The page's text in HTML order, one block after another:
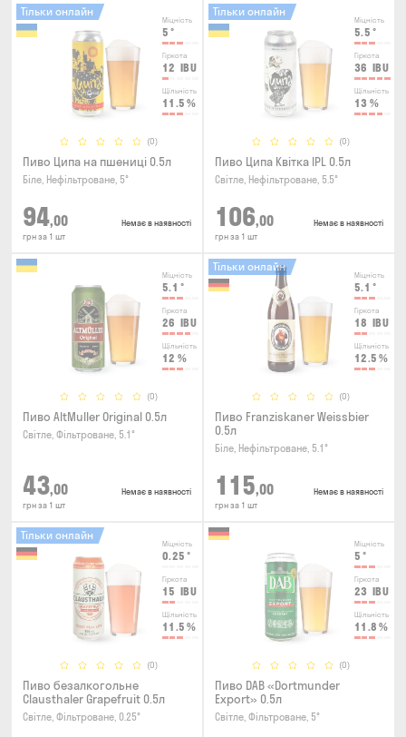
Міцність
5 °
Гіркота
12 IBU
Щільність
11.5 %
(0)
Тільки онлайн
Пиво Ципа на пшениці 0.5л
Біле, Нефільтроване, 5°
94,00
грн за 1 шт
Немає в наявності
Міцність
5.5 °
Гіркота
36 IBU
Щільність
13 %
(0)
Тільки онлайн
Пиво Ципа Квітка IPL 0.5л
Світле, Нефільтроване, 5.5°
106,00
грн за 1 шт
Немає в наявності
Міцність
5.1 °
Гіркота
26 IBU
Щільність
12 %
(0)
Пиво AltMuller Original 0.5л
Світле, Фільтроване, 5.1°
43,00
грн за 1 шт
Немає в наявності
Міцність
5.1 °
Гіркота
18 IBU
Щільність
12.5 %
(0)
Тільки онлайн
Пиво Franziskaner Weissbier
0.5л
Біле, Нефільтроване, 5.1°
115,00
грн за 1 шт
Немає в наявності
Міцність
0.25 °
Гіркота
15 IBU
Щільність
11.5 %
(0)
Тільки онлайн
Пиво безалкогольне
Clausthaler Grapefruit 0.5л
Світле, Фільтроване, 0.25°
Міцність
5 °
Гіркота
23 IBU
Щільність
11.8 %
(0)
Пиво DAB «Dortmunder
Export» 0.5л
Світле, Фільтроване, 5°